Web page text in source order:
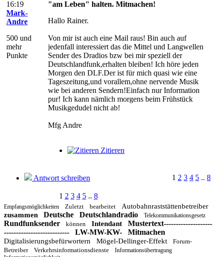
16:19
Mark-
Andre
500 und
mehr
Punkte
"am Leben" halten. Mitmachen!
Hallo Rainer.
Von mir ist auch eine Mail raus! Bin auch auf
jedenfall interessiert das die Mittel und Langwellen
Sender des Dradios bzw bei mir speziell der
Deutschlandfunk,erhalten bleiben! Ich höre jeden
Morgen den DLF.Der ist für mich quasi wie eine
Tageszeitung,und vorallem,ohne nervende Musik
wie bei anderen Sendern!Einfach nur Information
pur! Ich kann nämlich morgens beim Frühstück
Musikgedudel nicht ab!
Mfg Andre
Zitieren
Antwort schreiben 1 2 3 4 5 .. 8
1 2 3 4 5.. 8
Empfangsmöglichkeiten Zuletzt bearbeitet
Autobahnraststättenbetreiber
zusammen
Deutsche Deutschlandradio Telekommunikationsgesetz
Rundfunksender können Intendant
Mustertext--------------------
---------------------------
LW-MW-KW- Mitmachen
Digitalisierungsbefürwortern Mögel-Dellinger-Effekt
Forum-
Betreiber
Verkehrsinformationsdienste
Informationsübertragung